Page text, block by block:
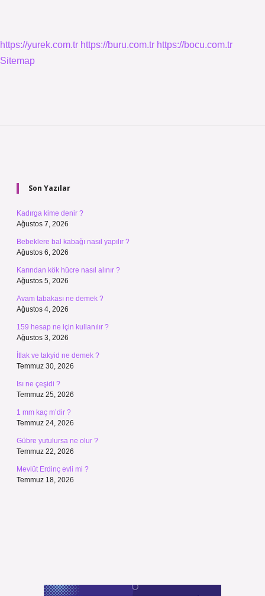
https://yurek.com.tr https://buru.com.tr https://bocu.com.tr
Sitemap
Son Yazılar
Kadırga kime denir ?
Ağustos 7, 2026
Bebeklere bal kabağı nasıl yapılır ?
Ağustos 6, 2026
Karından kök hücre nasıl alınır ?
Ağustos 5, 2026
Avam tabakası ne demek ?
Ağustos 4, 2026
159 hesap ne için kullanılır ?
Ağustos 3, 2026
İtlak ve takyid ne demek ?
Temmuz 30, 2026
Isı ne çeşidi ?
Temmuz 25, 2026
1 mm kaç m’dir ?
Temmuz 24, 2026
Gübre yutulursa ne olur ?
Temmuz 22, 2026
Mevlüt Erdinç evli mi ?
Temmuz 18, 2026